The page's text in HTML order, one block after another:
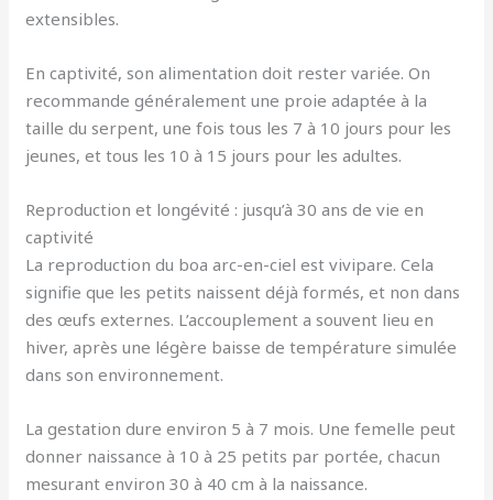
extensibles.
En captivité, son alimentation doit rester variée. On
recommande généralement une proie adaptée à la
taille du serpent, une fois tous les 7 à 10 jours pour les
jeunes, et tous les 10 à 15 jours pour les adultes.
Reproduction et longévité : jusqu’à 30 ans de vie en
captivité
La reproduction du boa arc-en-ciel est vivipare. Cela
signifie que les petits naissent déjà formés, et non dans
des œufs externes. L’accouplement a souvent lieu en
hiver, après une légère baisse de température simulée
dans son environnement.
La gestation dure environ 5 à 7 mois. Une femelle peut
donner naissance à 10 à 25 petits par portée, chacun
mesurant environ 30 à 40 cm à la naissance.